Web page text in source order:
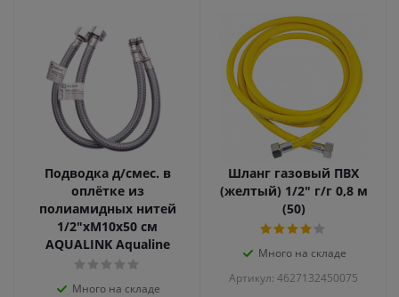
Подводка д/смес. в
оплётке из
полиамидных нитей
1/2"xM10x50 см
AQUALINK Aqualine
Много на складе
Шланг газовый ПВХ
(желтый) 1/2" г/г 0,8 м
(50)
Много на складе
Артикул: 4627132450075